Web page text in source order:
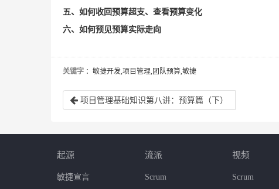
五、如何收回预算超支、查看预算变化
六、如何预见预算实际走向
关键字 ：敏捷开发,项目管理,团队预算,敏捷
项目管理基础知识第八讲：预算篇（下）
起源
敏捷宣言
流派
Scrum
视频
Scrum